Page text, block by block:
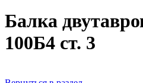
Балка
100Б4 ст. 3